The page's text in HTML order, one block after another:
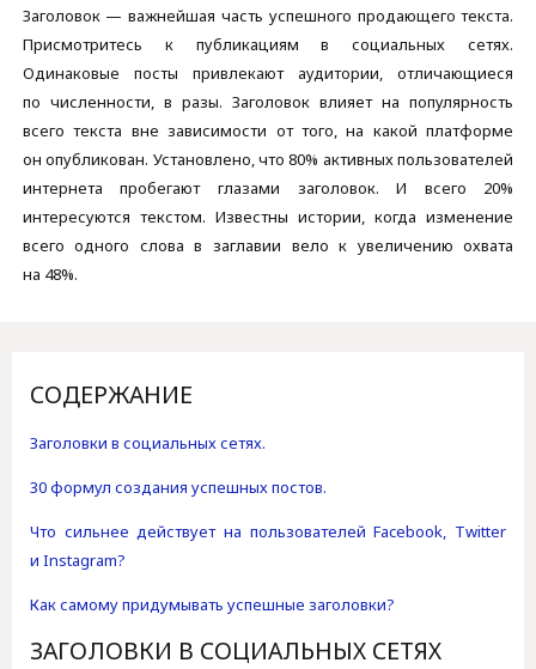
Заголовок — важнейшая часть успешного продающего текста.
Присмотритесь к публикациям в социальных сетях.
Одинаковые посты привлекают аудитории, отличающиеся
по численности, в разы. Заголовок влияет на популярность
всего текста вне зависимости от того, на какой платформе
он опубликован. Установлено, что 80% активных пользователей
интернета пробегают глазами заголовок. И всего 20%
интересуются текстом. Известны истории, когда изменение
всего одного слова в заглавии вело к увеличению охвата
на 48%.
СОДЕРЖАНИЕ
Заголовки в социальных сетях.
30 формул создания успешных постов.
Что сильнее действует на пользователей Facebook, Twitter
и Instagram?
Как самому придумывать успешные заголовки?
ЗАГОЛОВКИ В СОЦИАЛЬНЫХ СЕТЯХ